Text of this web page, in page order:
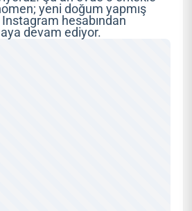
yeni doğum yapmış
hesabından
devam ediyor.